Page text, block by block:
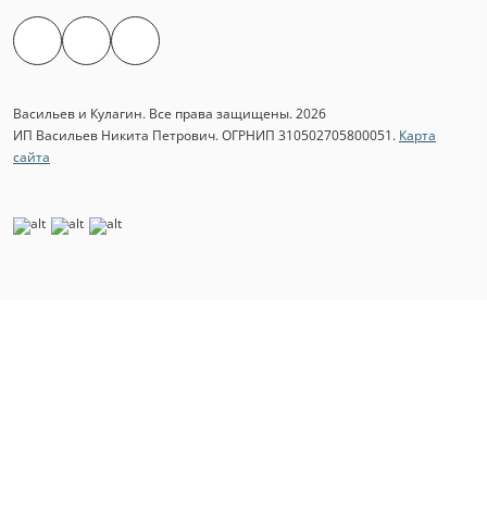
Васильев и Кулагин. Все права защищены. 2026
ИП Васильев Никита Петрович. ОГРНИП 310502705800051. Карта
сайта